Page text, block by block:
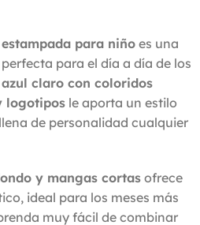
para niño es una
para el día a día de los
claro con coloridos
logotipos le aporta un estilo
de personalidad cualquier
y mangas cortas ofrece
ideal para los meses más
muy fácil de combinar